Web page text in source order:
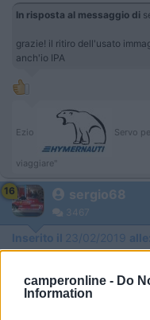
camperonline - Do
Information
In risposta al messaggio di
grazie! il ritiro dell'usato
anch'io IPA
Ezio Servo
viaggiare"
16 sergio68
3467
Inserito il 23/02/2019 alle:
13:24:49